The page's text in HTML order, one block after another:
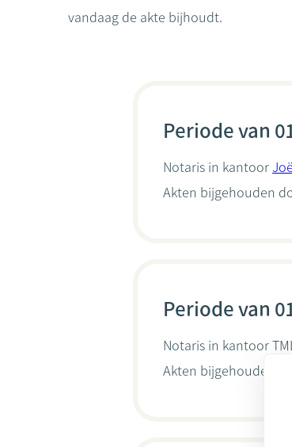
vandaag de akte bijhoudt.
Periode van
Notaris in kantoor
Akten bijgehouden
Periode van
Notaris in kantoor
Akten bijgehouden